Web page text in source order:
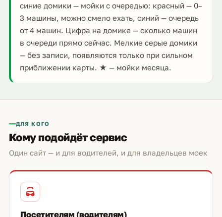
синие домики — мойки с очередью: красный — 0–
3 машины, можно смело ехать, синий — очередь
от 4 машин. Цифра на домике — сколько машин
в очереди прямо сейчас. Мелкие серые домики
— без записи, появляются только при сильном
приближении карты. ★ — мойки месяца.
ДЛЯ КОГО
Кому подойдёт сервис
Один сайт — и для водителей, и для владельцев моек
Посетителям (водителям)